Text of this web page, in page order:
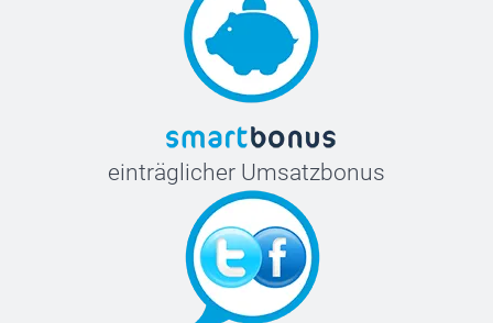
einträglicher Umsatzbonus